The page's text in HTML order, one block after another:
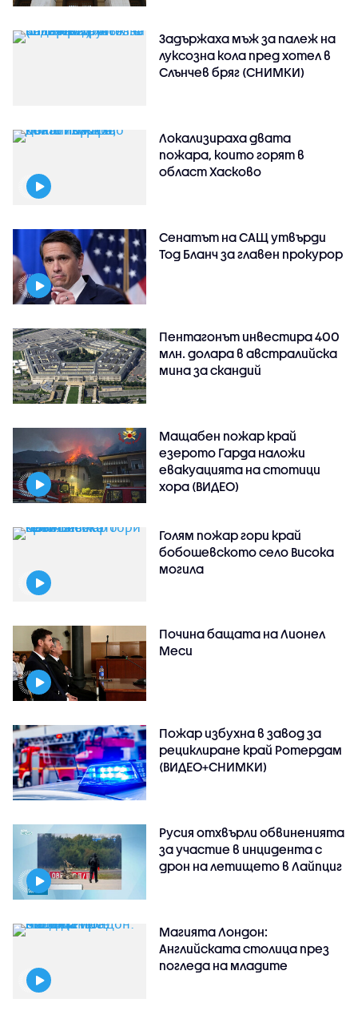
Задържаха мъж за палеж на
луксозна кола пред хотел в
Слънчев бряг (СНИМКИ)
Локализираха двата
пожара, които горят в
област Хасково
Сенатът на САЩ утвърди
Тод Бланч за главен прокурор
Пентагонът инвестира 400
млн. долара в австралийска
мина за скандий
Мащабен пожар край
езерото Гарда наложи
евакуацията на стотици
хора (ВИДЕО)
Голям пожар гори край
бобошевското село Висока
могила
Почина бащата на Лионел
Меси
Пожар избухна в завод за
рециклиране край Ротердам
(ВИДЕО+СНИМКИ)
Русия отхвърли обвиненията
за участие в инцидента с
дрон на летището в Лайпциг
Магията Лондон:
Английската столица през
погледа на младите